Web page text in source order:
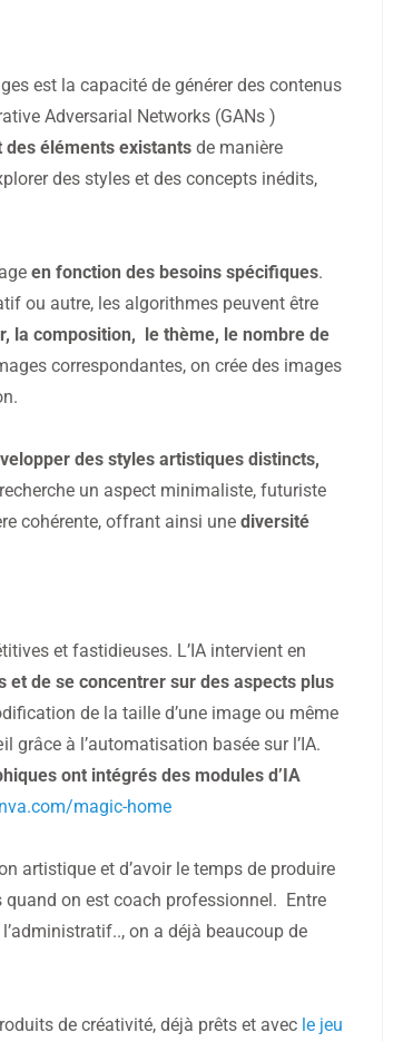
est la capacité de générer des contenus
Adversarial Networks (GANs )
éléments existants de manière
des styles et des concepts inédits,
en fonction des besoins spécifiques.
ou autre, les algorithmes peuvent être
la composition, le thème, le nombre de
correspondantes, on crée des images
des styles artistiques distincts,
un aspect minimaliste, futuriste
cohérente, offrant ainsi une diversité
et fastidieuses. L’IA intervient en
et de se concentrer sur des aspects plus
de la taille d’une image ou même
grâce à l’automatisation basée sur l’IA.
ont intégrés des modules d’IA
magic-home
artistique et d’avoir le temps de produire
quand on est coach professionnel. Entre
on a déjà beaucoup de
de créativité, déjà prêts et avec le jeu